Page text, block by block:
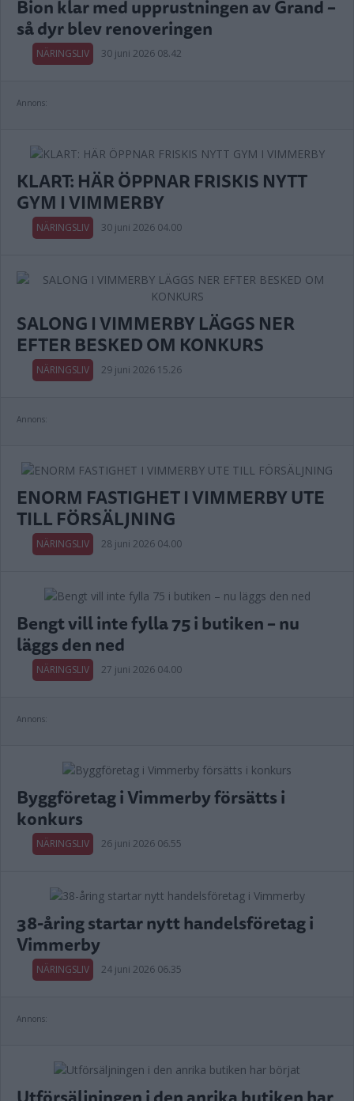
Bion klar med upprustningen av Grand –
så dyr blev renoveringen
NÄRINGSLIV 30 juni 2026 08.42
Annons:
KLART: HÄR ÖPPNAR FRISKIS NYTT
GYM I VIMMERBY
NÄRINGSLIV 30 juni 2026 04.00
SALONG I VIMMERBY LÄGGS NER
EFTER BESKED OM KONKURS
NÄRINGSLIV 29 juni 2026 15.26
Annons:
ENORM FASTIGHET I VIMMERBY UTE
TILL FÖRSÄLJNING
NÄRINGSLIV 28 juni 2026 04.00
Bengt vill inte fylla 75 i butiken – nu
läggs den ned
NÄRINGSLIV 27 juni 2026 04.00
Annons:
Byggföretag i Vimmerby försätts i
konkurs
NÄRINGSLIV 26 juni 2026 06.55
38-åring startar nytt handelsföretag i
Vimmerby
NÄRINGSLIV 24 juni 2026 06.35
Annons: